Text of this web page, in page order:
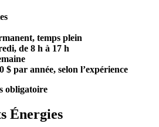
temps plein
de 8 h à 17 h
$ par année, selon l’expérience
obligatoire
Énergies